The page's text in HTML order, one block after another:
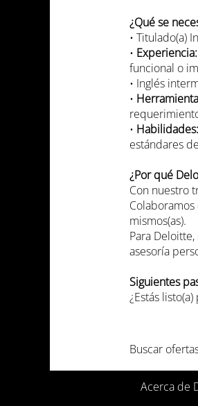
¿Qué se
• Titulado(a)
• Experiencia:
funcional o
• Inglés
•
• Habilidades:
estándares
¿Por qué
Con nuestro
mismos(as).
Para
asesoría
Siguientes
¿Estás
Buscar
Acerca de